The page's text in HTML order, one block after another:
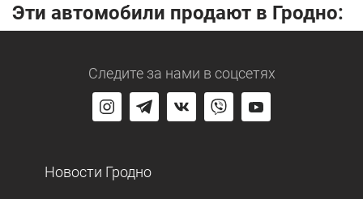
Эти автомобили продают в Гродно:
Следите за нами в соцсетях
Новости Гродно